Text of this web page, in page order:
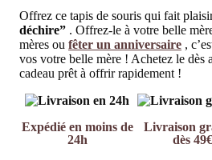
Offrez ce tapis de souris qui fait
déchire” . Offrez-le à votre belle
mères ou fêter un anniversaire ,
vos votre belle mère ! Achetez le dès
cadeau prêt à offrir rapidement !
Expédié en moins de
24h
Livraison
dès 49€